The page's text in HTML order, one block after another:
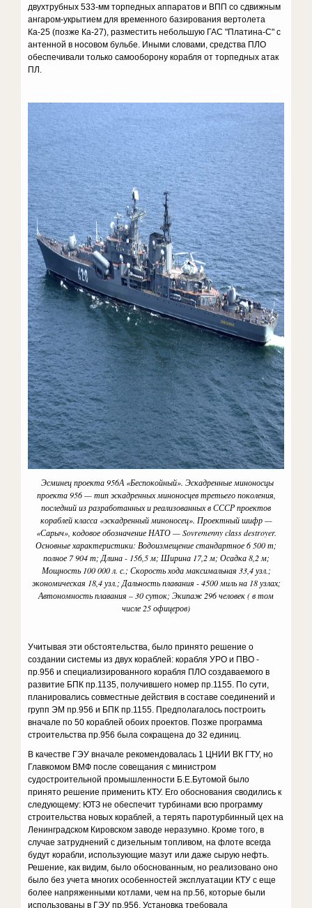
двухтрубных 533-мм торпедных аппаратов и ВПП со сдвижным
ангаром-укрытием для временного базирования вертолета
Ка-25 (позже Ка-27), разместить небольшую ГАС "Платина-С" с
антенной в носовом бульбе. Иными словами, средства ПЛО
обеспечивали только самооборону корабля от торпедных атак
ПЛ.
Эсминец проекта 956А «Беспокойный». Эскадренные миноносцы
проекта 956 — тип эскадренных миноносцев третьего поколения,
последний из разработанных и реализованных в СССР проектов
кораблей класса «эскадренный миноносец». Проектный шифр —
«Сарыч», кодовое обозначение НАТО — Sovremenny class destroyer.
Основные характеристики: Водоизмещение стандартное 6 500 т;
полное 7 904 т; Длина - 156,5 м; Ширина 17,2 м; Осадка 8,2 м;
Мощность 100 000 л. с.; Скорость хода максимальная 33,4 узл.;
экономическая 18,4 узл.; Дальность плавания - 4500 миль на 18 узлах;
Автономность плавания – 30 суток; Экипаж 296 человек ( в том
числе 25 офицеров)
Учитывая эти обстоятельства, было принято решение о
создании системы из двух кораблей: корабля УРО и ПВО -
пр.956 и специализированного корабля ПЛО создаваемого в
развитие БПК пр.1135, получившего номер пр.1155. По сути,
планировались совместные действия в составе соединений и
групп ЭМ пр.956 и БПК пр.1155. Предполагалось построить
вначале по 50 кораблей обоих проектов. Позже программа
строительства пр.956 была сокращена до 32 единиц.
В качестве ГЭУ вначале рекомендовалась 1 ЦНИИ ВК ГТУ, но
Главкомом ВМФ после совещания с министром
судостроительной промышленности Б.Е.Бутомой было
принято решение применить КТУ. Его обоснования сводились к
следующему: ЮТЗ не обеспечит турбинами всю программу
строительства новых кораблей, а терять паротурбинный цех на
Ленинградском Кировском заводе неразумно. Кроме того, в
случае затруднений с дизельным топливом, на флоте всегда
будут корабли, использующие мазут или даже сырую нефть.
Решение, как видим, было обоснованным, но реализовано оно
было без учета многих особенностей эксплуатации КТУ с еще
более напряженными котлами, чем на пр.56, которые были
использованы в ГЭУ пр.956. Установка требовала